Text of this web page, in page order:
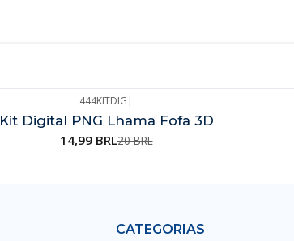
444KITDIG |
Kit Digital PNG Lhama Fofa 3D
14,99 BRL20 BRL
CATEGORIAS